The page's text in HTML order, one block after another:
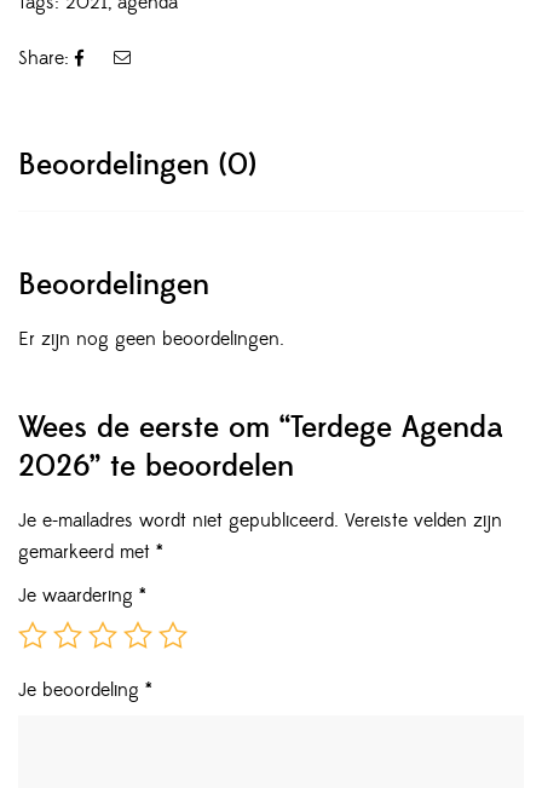
Share:
Beoordelingen (0)
Beoordelingen
Er zijn nog geen beoordelingen.
Wees de eerste om “Terdege Agenda
2026” te beoordelen
Je e-mailadres wordt niet gepubliceerd. Vereiste velden zijn
gemarkeerd met *
Je waardering *
Je beoordeling *